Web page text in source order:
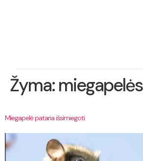
Žyma:miegapelės
Miegapelė pataria išsimiegoti